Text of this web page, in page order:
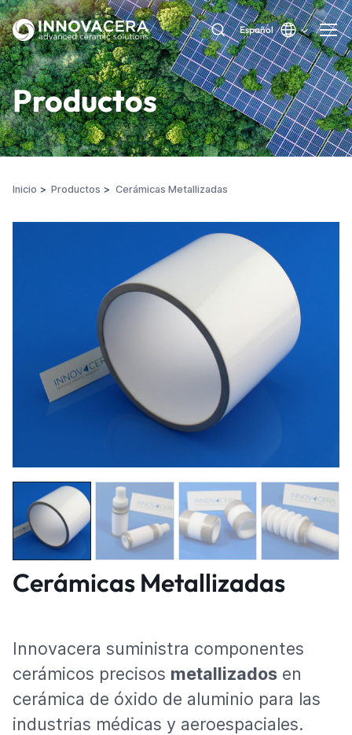
Español
Productos
Inicio Productos Cerámicas Metallizadas
Cerámicas Metallizadas
Innovacera suministra componentes
cerámicos precisos metallizados en
cerámica de óxido de aluminio para las
industrias médicas y aeroespaciales.